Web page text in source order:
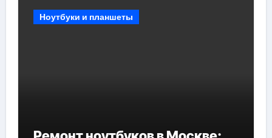
Ноутбуки и планшеты